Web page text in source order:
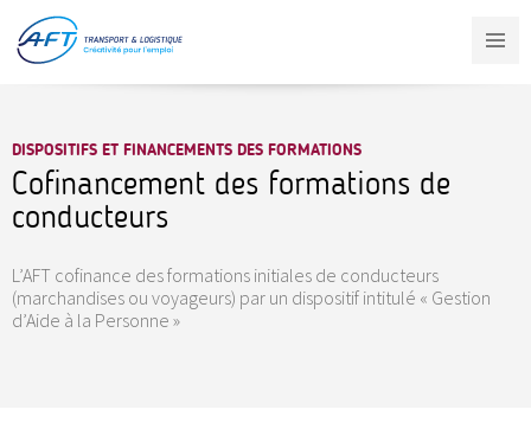
contenu
principal
DISPOSITIFS ET FINANCEMENTS DES FORMATIONS
Cofinancement des formations de
conducteurs
L’AFT cofinance des formations initiales de conducteurs
(marchandises ou voyageurs) par un dispositif intitulé « Gestion
d’Aide à la Personne »